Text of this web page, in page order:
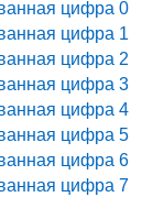
цифра 0
цифра 1
цифра 2
цифра 3
цифра 4
цифра 5
цифра 6
цифра 7